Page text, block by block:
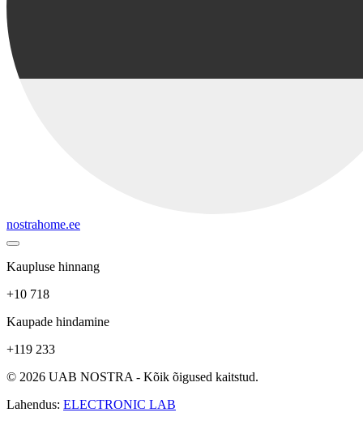
nostrahome.ee
Kaupluse hinnang
+10 718
Kaupade hindamine
+119 233
© 2026 UAB NOSTRA - Kõik õigused kaitstud.
Lahendus: ELECTRONIC LAB